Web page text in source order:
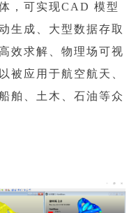
，可实现CAD 模型
生成、大型数据存取
效求解、物理场可视
被应用于航空航天、
舶、土木、石油等众